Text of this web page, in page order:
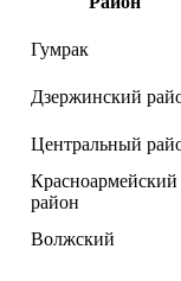
Гумрак
Дзержинский
Центральный
Красноармейский
район
Волжский